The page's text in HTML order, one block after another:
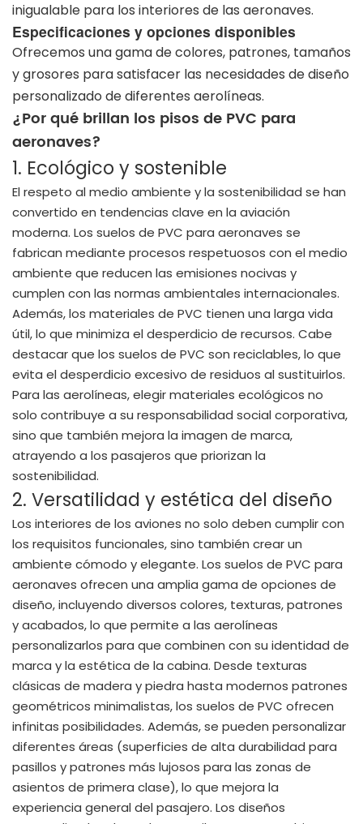
inigualable para los interiores de las aeronaves.
Especificaciones y opciones disponibles
Ofrecemos una gama de colores, patrones, tamaños
y grosores para satisfacer las necesidades de diseño
personalizado de diferentes aerolíneas.
¿Por qué brillan los pisos de PVC para
aeronaves?
1. Ecológico y sostenible
El respeto al medio ambiente y la sostenibilidad se han
convertido en tendencias clave en la aviación
moderna. Los suelos de PVC para aeronaves se
fabrican mediante procesos respetuosos con el medio
ambiente que reducen las emisiones nocivas y
cumplen con las normas ambientales internacionales.
Además, los materiales de PVC tienen una larga vida
útil, lo que minimiza el desperdicio de recursos. Cabe
destacar que los suelos de PVC son reciclables, lo que
evita el desperdicio excesivo de residuos al sustituirlos.
Para las aerolíneas, elegir materiales ecológicos no
solo contribuye a su responsabilidad social corporativa,
sino que también mejora la imagen de marca,
atrayendo a los pasajeros que priorizan la
sostenibilidad.
2. Versatilidad y estética del diseño
Los interiores de los aviones no solo deben cumplir con
los requisitos funcionales, sino también crear un
ambiente cómodo y elegante. Los suelos de PVC para
aeronaves ofrecen una amplia gama de opciones de
diseño, incluyendo diversos colores, texturas, patrones
y acabados, lo que permite a las aerolíneas
personalizarlos para que combinen con su identidad de
marca y la estética de la cabina. Desde texturas
clásicas de madera y piedra hasta modernos patrones
geométricos minimalistas, los suelos de PVC ofrecen
infinitas posibilidades. Además, se pueden personalizar
diferentes áreas (superficies de alta durabilidad para
pasillos y patrones más lujosos para las zonas de
asientos de primera clase), lo que mejora la
experiencia general del pasajero. Los diseños